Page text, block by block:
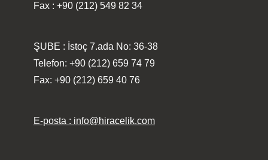
Fax : +90 (212) 549 82 34
ŞUBE : İstoç 7.ada No: 36-38
Telefon: +90 (212) 659 74 79
Fax: +90 (212) 659 40 76
E-posta : info@hiracelik.com